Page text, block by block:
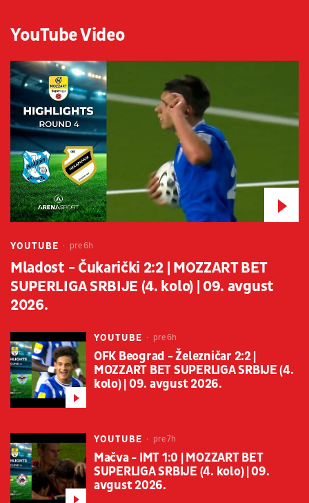
YouTube Video
YOUTUBE pre 6h
Mladost - Čukarički 2:2 | MOZZART BET
SUPERLIGA SRBIJE (4. kolo) | 09. avgust
2026.
YOUTUBE pre 6h
OFK Beograd - Železničar 2:2 |
MOZZART BET SUPERLIGA SRBIJE (4.
kolo) | 09. avgust 2026.
YOUTUBE pre 7h
Mačva - IMT 1:0 | MOZZART BET
SUPERLIGA SRBIJE (4. kolo) | 09.
avgust 2026.